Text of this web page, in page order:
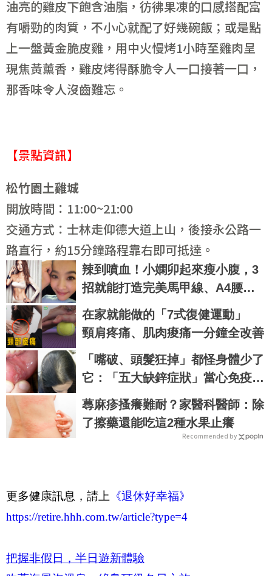
油亮的雞皮下飽含油脂，彷彿果凍的口感搭配富
有嚼勁的肉質，不小心就配了好幾碗飯；或是點
上一盤黃金脆皮雞，用中火慢烤1小時至雞肉呈
現焦黃薰香，雞皮烤得酥脆令人一口接著一口，
那香味令人沒齒難忘。
【景點資訊】
松竹園土雞城
開放時間：11:00~21:00
交通方式：士林走仰德大道上山，後接永公路一
路直行，約15分鐘路程靠右即可抵達。
辣到噴血！小嫻卯起來瘦小腹，3
招就能打造完美馬甲線、A4腰｜
每日健康 Health
在家就能做的「7式復健運動」
頸肩疼痛、肌肉痠痛一分鐘全改善
「嘴破、頭髮狂掉」都怪身體少了
它：「五大缺鋅症狀」當心免疫力
潰敗、危機一觸即發！3食物救回
來｜每日健康Health
蕁麻疹搔癢難耐？家醫科醫師：除
了擦藥還能吃這2種水果止癢
Recommended by
更多健康訊息，請上 《退休好幸福》
https://retire.hhh.com.tw/article?type=4
把握非假日，半日遊新體驗